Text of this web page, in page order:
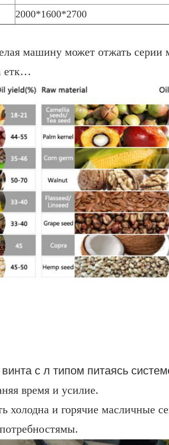
2000*1600*2700
машину может отжать серии
етк…
с л типом питаясь
время и усилие.
и горячие масличные